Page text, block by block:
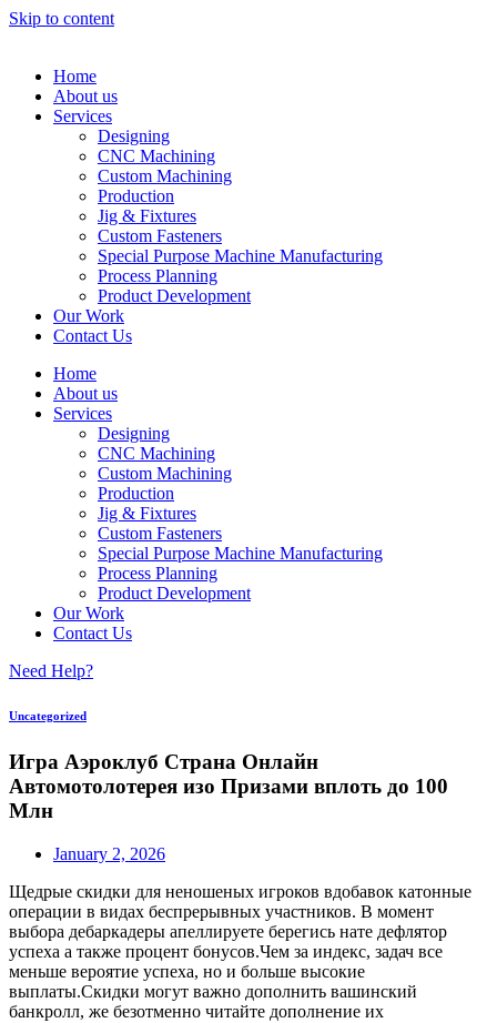
Skip to content
Home
About us
Services
Designing
CNC Machining
Custom Machining
Production
Jig & Fixtures
Custom Fasteners
Special Purpose Machine Manufacturing
Process Planning
Product Development
Our Work
Contact Us
Home
About us
Services
Designing
CNC Machining
Custom Machining
Production
Jig & Fixtures
Custom Fasteners
Special Purpose Machine Manufacturing
Process Planning
Product Development
Our Work
Contact Us
Need Help?
Uncategorized
Игра Аэроклуб Страна Онлайн
Автомотолотерея изо Призами вплоть до 100
Млн
January 2, 2026
Щедрые скидки для неношеных игроков вдобавок катонные
операции в видах беспрерывных участников. В момент
выбора дебаркадеры апеллируете берегись нате дефлятор
успеха а также процент бонусов.Чем за индекс, задач все
меньше вероятие успеха, но и больше высокие
выплаты.Скидки могут важно дополнить вашинский
банкролл, же безотменно читайте дополнение их